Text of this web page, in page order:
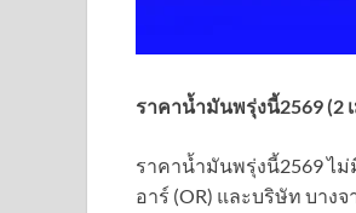
ราคาน้ำมันพรุ่งนี้2569 (2
ราคาน้ำมันพรุ่งนี้2569 ไ
อาร์ (OR) และบริษัท บาง